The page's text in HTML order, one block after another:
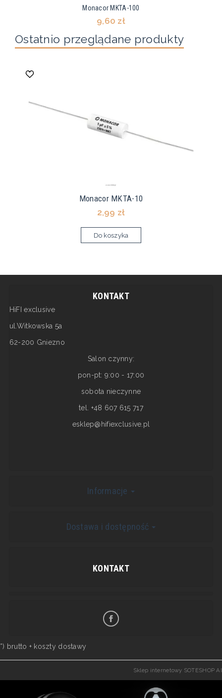
Monacor MKTA-100
9,60 zł
Ostatnio przeglądane produkty
Monacor MKTA-10
2,99 zł
Do koszyka
KONTAKT
HiFI exclusive
ul.Witkowska 5a
62-200 Gniezno
Salon czynny:
pon-pt: 9:00 - 17:00
sobota nieczynne
tel. +48 607 615 717
esklep@hifiexclusive.pl
Informacje
Dostawa i dostępność
KONTAKT
*) brutto + koszty dostawy
Sklep internetowy SOTESHOP AI